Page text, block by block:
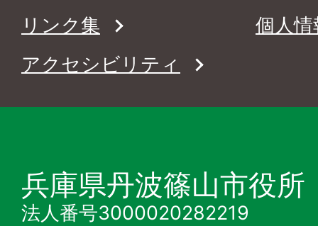
リンク集
個人
アクセシビリティ
兵庫県丹波篠山市役所
法人番号3000020282219